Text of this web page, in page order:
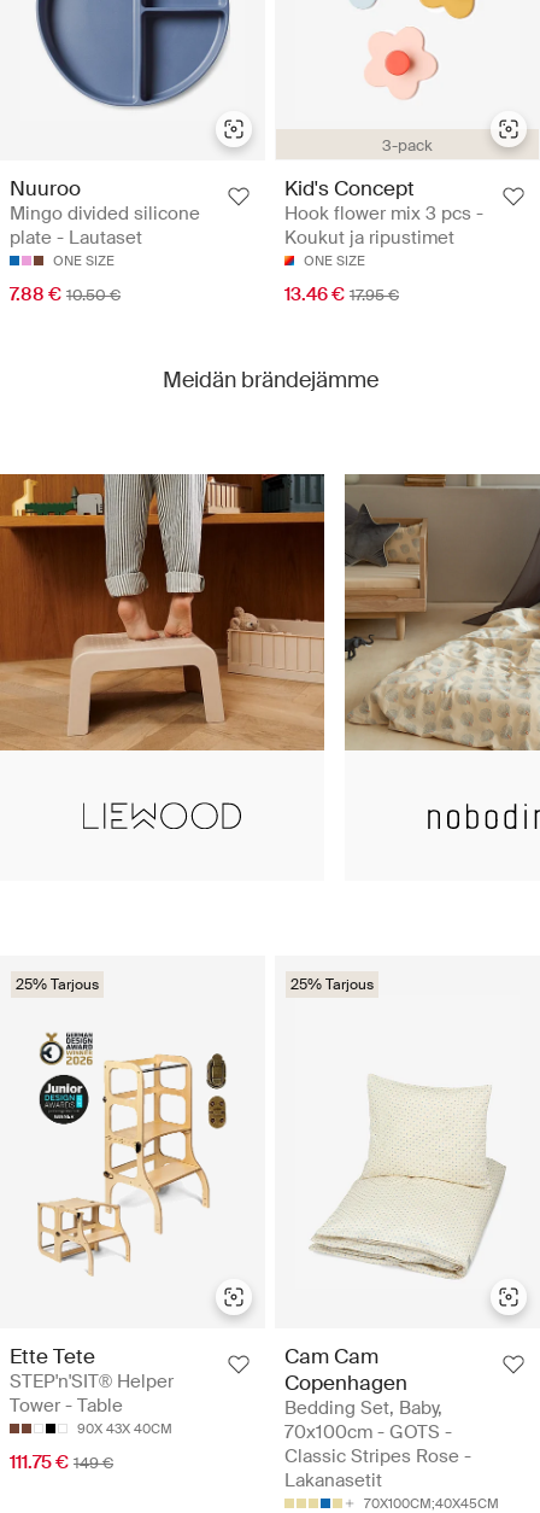
Nuuroo
Mingo divided silicone
plate - Lautaset
ONE SIZE
7.88 € 10.50 €
3-pack
Kid's Concept
Hook flower mix 3 pcs -
Koukut ja ripustimet
ONE SIZE
13.46 € 17.95 €
25% Tarjous
Ette Tete
STEP'n'SIT® Helper
Tower - Table
90X 43X 40CM
111.75 € 149 €
25% Tarjous
Cam Cam
Copenhagen
Bedding Set, Baby,
70x100cm - GOTS -
Classic Stripes Rose -
Lakanasetit
70X100CM;40X45CM
Meidän brändejämme